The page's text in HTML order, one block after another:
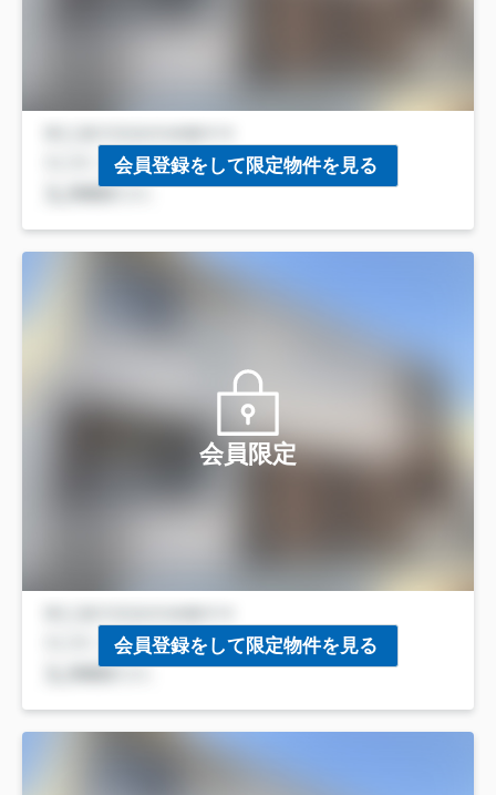
会員登録をして限定物件を見る
会員限定
会員登録をして限定物件を見る